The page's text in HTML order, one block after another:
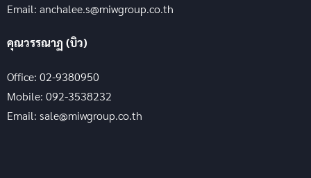
Email: anchalee.s@miwgroup.co.th
คุณวรรณาฏ (บิว)
Office: 02-9380950
Mobile: 092-3538232
Email: sale@miwgroup.co.th